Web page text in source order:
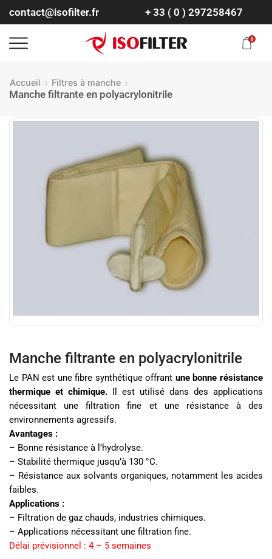
contact@isofilter.fr + 33 ( 0 ) 297258467
0
Accueil Filtres à manche
Manche filtrante en polyacrylonitrile
Manche filtrante en polyacrylonitrile
Le PAN est une fibre synthétique offrant une bonne résistance
thermique et chimique. Il est utilisé dans des applications
nécessitant une filtration fine et une résistance à des
environnements agressifs.
Avantages :
– Bonne résistance à l’hydrolyse.
– Stabilité thermique jusqu’à 130 °C.
– Résistance aux solvants organiques, notamment les acides
faibles.
Applications :
– Filtration de gaz chauds, industries chimiques.
– Applications nécessitant une filtration fine.
Délai prévisionnel : 4 – 5 semaines